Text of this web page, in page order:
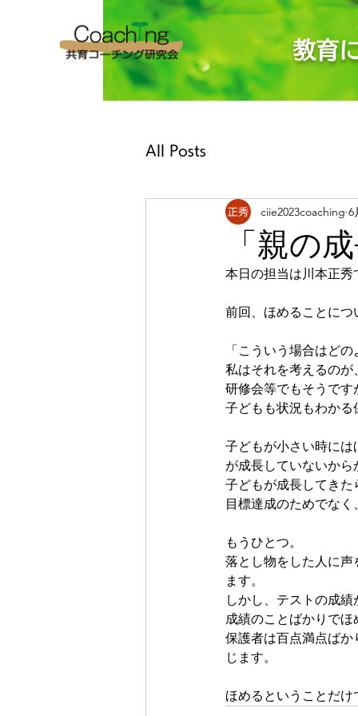
教育
All Posts
「親
ciie2023coaching 6
本日の担当は川本正秀
前回、ほめることにつ
「こういう場合はど
私はそれを考えるの
研修会等でもそうで
子どもも状況もわか
子どもが小さい時に
が成長していないか
子どもが成長してき
目標達成のためでな
もうひとつ。
落とし物をした人に
ます。
しかし、テストの成
成績のことばかりで
保護者は百点満点ば
じます。
ほめるということだ